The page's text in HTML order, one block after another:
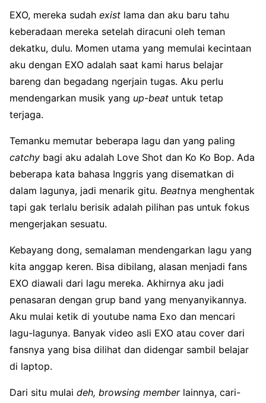
EXO, mereka sudah exist lama dan aku baru tahu
keberadaan mereka setelah diracuni oleh teman
dekatku, dulu. Momen utama yang memulai kecintaan
aku dengan EXO adalah saat kami harus belajar
bareng dan begadang ngerjain tugas. Aku perlu
mendengarkan musik yang up-beat untuk tetap
terjaga.
Temanku memutar beberapa lagu dan yang paling
catchy bagi aku adalah Love Shot dan Ko Ko Bop. Ada
beberapa kata bahasa Inggris yang disematkan di
dalam lagunya, jadi menarik gitu. Beatnya menghentak
tapi gak terlalu berisik adalah pilihan pas untuk fokus
mengerjakan sesuatu.
Kebayang dong, semalaman mendengarkan lagu yang
kita anggap keren. Bisa dibilang, alasan menjadi fans
EXO diawali dari lagu mereka. Akhirnya aku jadi
penasaran dengan grup band yang menyanyikannya.
Aku mulai ketik di youtube nama Exo dan mencari
lagu-lagunya. Banyak video asli EXO atau cover dari
fansnya yang bisa dilihat dan didengar sambil belajar
di laptop.
Dari situ mulai deh, browsing memberlainnya, cari-